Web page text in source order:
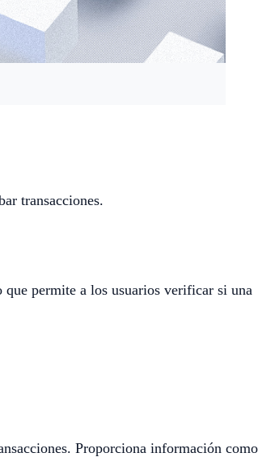
transacciones.
permite a los usuarios verificar si una
Proporciona información como